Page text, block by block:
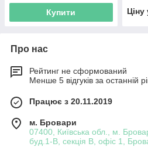
Купити
Про нас
Рейтинг не сформований
Менше 5 відгуків за останній
Працює з 20.11.2019
м. Бровари
07400, Київська обл., м.
буд.1-В, секція В, офіс 1,